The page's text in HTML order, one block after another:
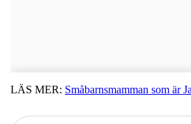
LÄS MER: Småbarnsmamman som är